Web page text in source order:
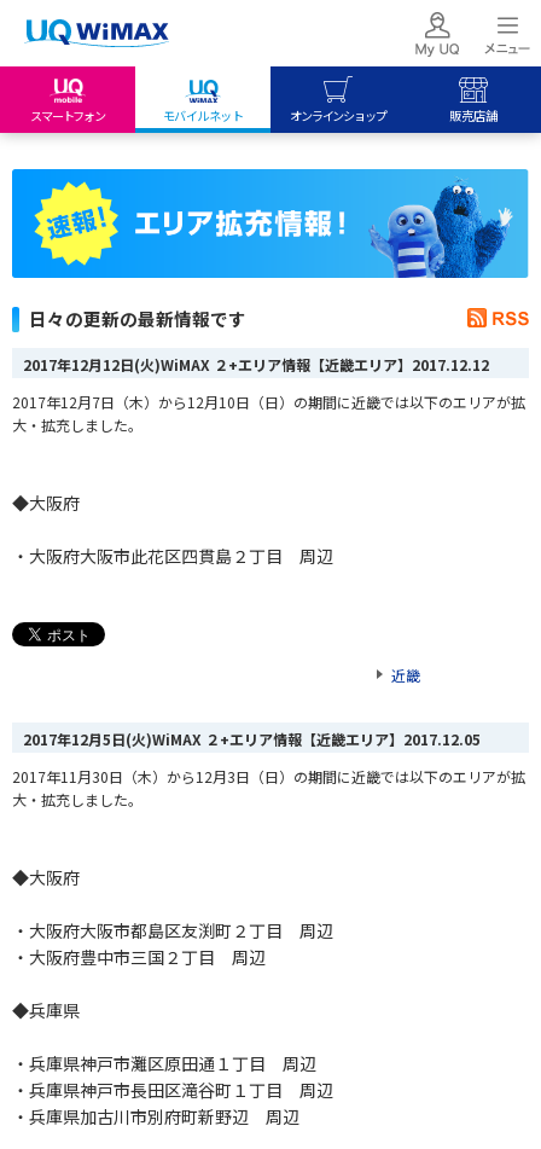
スマートフォン モバイルネット オンラインショップ 販売店舗
My UQ mobile
UQ mobile
UQ WiMAX
UQ WiMAX
日々の更新の最新情報です
2017年12月12日(火)WiMAX ２+エリア情報【近畿エリア】 2017.12.12
2017年12月7日（木）から12月10日（日）の期間に近畿では以下のエリアが拡
大・拡充しました。
◆大阪府
・大阪府大阪市此花区四貫島２丁目 周辺
近畿
2017年12月5日(火)WiMAX ２+エリア情報【近畿エリア】 2017.12.05
2017年11月30日（木）から12月3日（日）の期間に近畿では以下のエリアが拡
大・拡充しました。
◆大阪府
・大阪府大阪市都島区友渕町２丁目 周辺
・大阪府豊中市三国２丁目 周辺
◆兵庫県
・兵庫県神戸市灘区原田通１丁目 周辺
・兵庫県神戸市長田区滝谷町１丁目 周辺
・兵庫県加古川市別府町新野辺 周辺